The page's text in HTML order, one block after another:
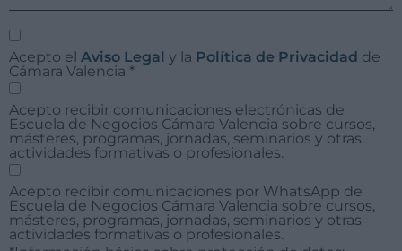
Acepto el Aviso Legal y la Política de Privacidad de
Cámara Valencia *
Acepto recibir comunicaciones electrónicas de
Escuela de Negocios Cámara Valencia sobre cursos,
másteres, programas, jornadas, seminarios y otras
actividades formativas o profesionales.
Acepto recibir comunicaciones por WhatsApp de
Escuela de Negocios Cámara Valencia sobre cursos,
másteres, programas, jornadas, seminarios y otras
actividades formativas o profesionales.